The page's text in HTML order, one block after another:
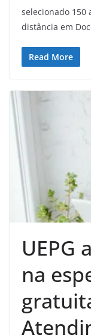
selecionado 150
distância em
Read More
UEPG
na